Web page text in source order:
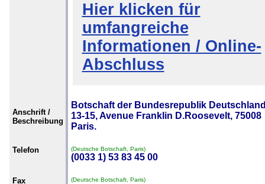
Hier klicken für
umfangreiche
Informationen / Online-
Abschluss
Anschrift /
Beschreibung
Botschaft der Bundesrepublik
13-15, Avenue Franklin D.Roosevelt, 75008
Paris.
Telefon (Deutsche Botschaft, Paris)
(0033 1) 53 83 45 00
Fax (Deutsche Botschaft, Paris)